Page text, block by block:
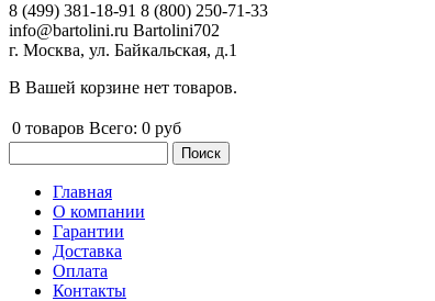
8 (499) 381-18-91 8 (800) 250-71-33
info@bartolini.ru Bartolini702
г. Москва, ул. Байкальская, д.1
В Вашей корзине нет товаров.
0 товаров Всего: 0 руб
Главное меню
Главная
О компании
Гарантии
Доставка
Оплата
Контакты